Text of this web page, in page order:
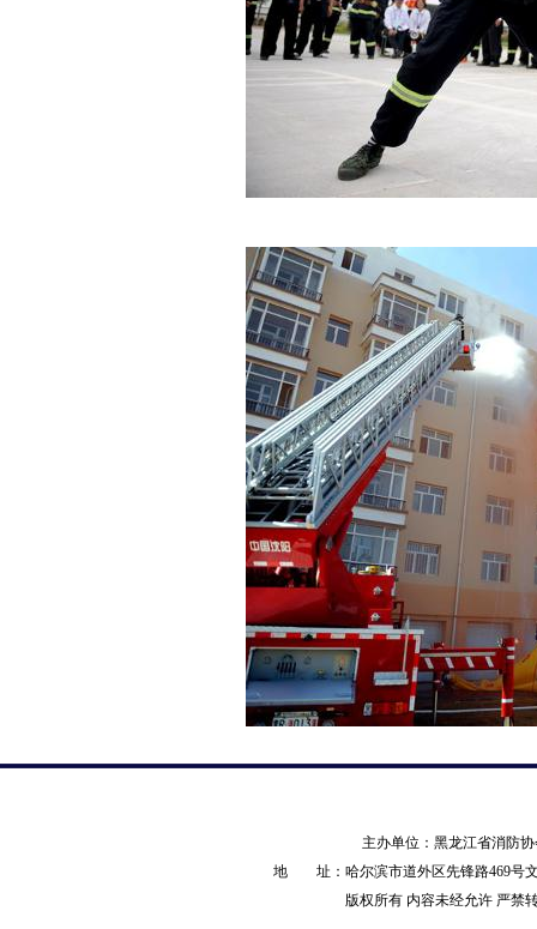
主办单位：黑龙江省消防
地 址：哈尔滨市道外区先锋路469号
版权所有 内容未经允许 严